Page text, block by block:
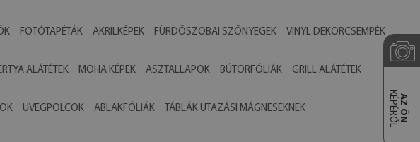
FOTÓTAPÉTÁK AKRILKÉPEK FÜRDŐSZOBAI SZŐNYEGEK VINYL DEKORCSEMPÉK
ALÁTÉTEK MOHA KÉPEK ASZTALLAPOK BÚTORFÓLIÁK GRILL ALÁTÉTEK
ÜVEGPOLCOK ABLAKFÓLIÁK TÁBLÁK UTAZÁSI MÁGNESEKNEK AZ ÖN
KÉPÉRŐL